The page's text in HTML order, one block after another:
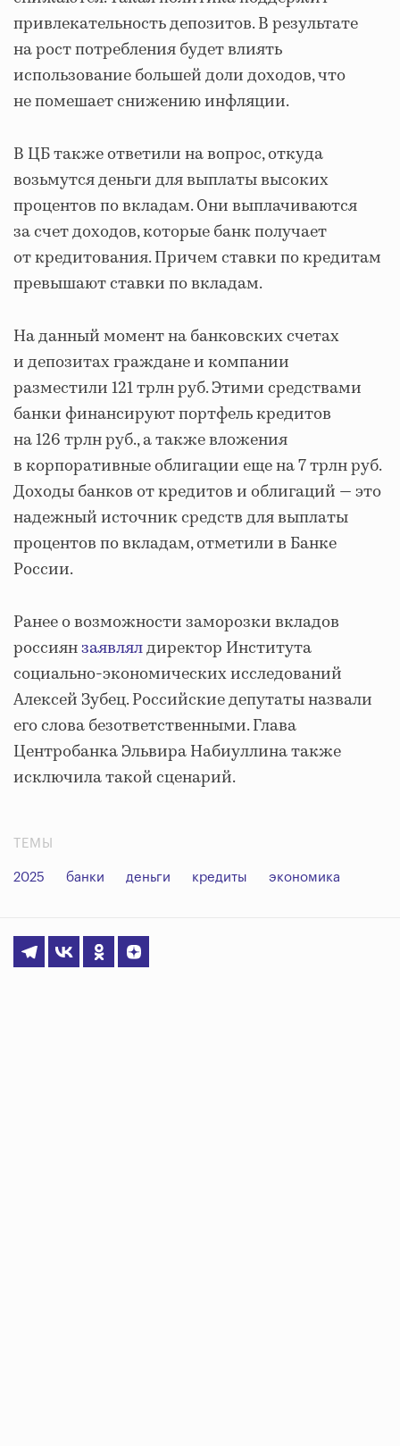
привлекательность депозитов. В результате
на рост потребления будет влиять
использование большей доли доходов, что
не помешает снижению инфляции.
В ЦБ также ответили на вопрос, откуда
возьмутся деньги для выплаты высоких
процентов по вкладам. Они выплачиваются
за счет доходов, которые банк получает
от кредитования. Причем ставки по кредитам
превышают ставки по вкладам.
На данный момент на банковских счетах
и депозитах граждане и компании
разместили 121 трлн руб. Этими средствами
банки финансируют портфель кредитов
на 126 трлн руб., а также вложения
в корпоративные облигации еще на 7 трлн руб.
Доходы банков от кредитов и облигаций — это
надежный источник средств для выплаты
процентов по вкладам, отметили в Банке
России.
Ранее о возможности заморозки вкладов
россиянзаявлялдиректор Института
социально-экономических исследований
Алексей Зубец. Российские депутаты назвали
его слова безответственными. Глава
Центробанка Эльвира Набиуллина также
исключила такой сценарий.
ТЕМЫ
2025 банки деньги кредиты экономика